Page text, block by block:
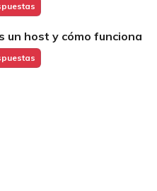
un host y cómo funciona